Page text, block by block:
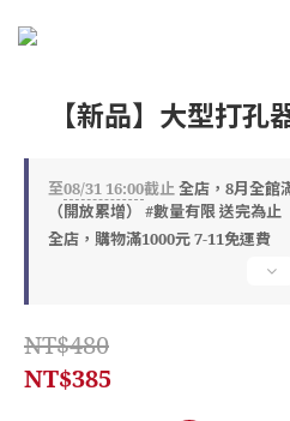
【新品】大型打
至08/31 16:00截止全店，8月全館
（開放累增） #數量有限 送完為止
全店，購物滿1000元 7-11免運費
NT$480
NT$385